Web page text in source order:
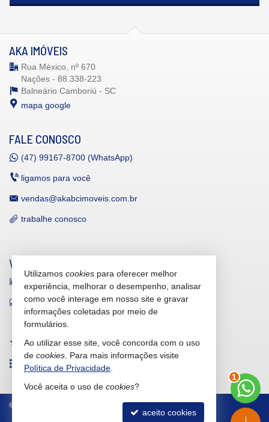
AKA IMÓVEIS
Rua México, nº 670
Nações - 88.338-223
Balneário Camboriú - SC
mapa google
FALE CONOSCO
(47) 99167-8700 (WhatsApp)
ligamos para você
vendas@akabcimoveis.com.br
trabalhe conosco
VEJA MAIS
receba nosso newsletter
indicadores financeiros
cadastre seu imóvel
imóveis favoritos
mapa de imóveis
© Política de Privacidade
2
Utilizamos cookies para oferecer melhor
experiência, melhorar o desempenho, analisar
como você interage em nosso site e gravar
informações coletadas por meio de
formulários.
Ao utilizar esse site, você concorda com o uso
de cookies . Para mais informações visite
Política de Privacidade
Você aceita o uso de cookies?
aceito cookies